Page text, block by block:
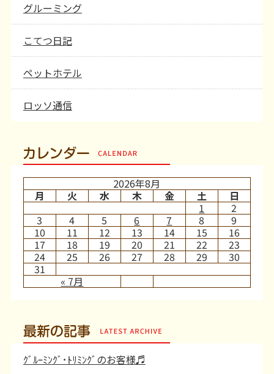
グルーミング
こてつ日記
ペットホテル
ロッソ通信
カレンダー
2026年8月
月
火 水 木 金 土 日
« 7月
1
2
3
4 5 6 7 8
9
10
11 12 13 14 15
16
17
18 19 20 21 22
23
24
25 26 27 28 29
30
31
最新の記事
ｸﾞﾙｰﾐﾝｸﾞ･ﾄﾘﾐﾝｸﾞのお客様♬